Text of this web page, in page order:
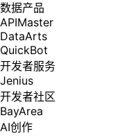
数据产品
APIMaster
DataArts
QuickBot
开发者服务
Jenius
开发者社区
BayArea
AI创作